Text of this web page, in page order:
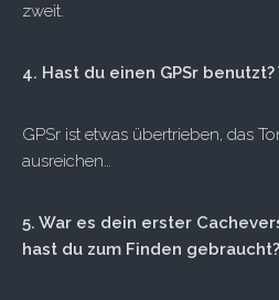
zweit.
4. Hast du einen GPSr
GPSr ist etwas übertrieben, das
ausreichen…
5. War es dein erster
hast du zum Finden gebraucht?